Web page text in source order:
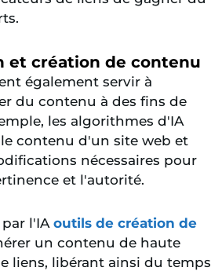
et création de contenu
également servir à
du contenu à des fins de
les algorithmes d'IA
contenu d'un site web et
nécessaires pour
et l'autorité.
l'IA outils de création de
un contenu de haute
liens, libérant ainsi du temps